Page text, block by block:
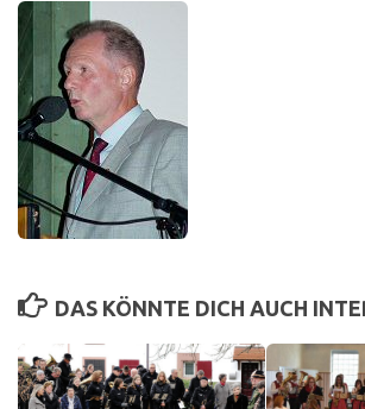
DAS KÖNNTE DICH AUCH